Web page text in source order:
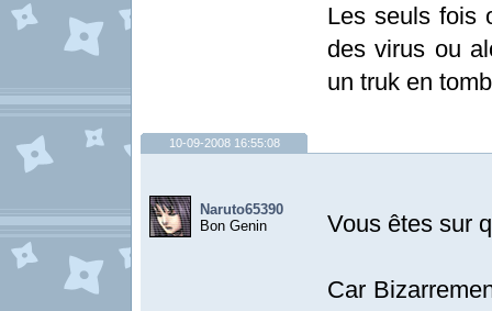
Les seuls fois
des virus ou
un truk en
10-09-2008 16:55:08
Naruto65390
Bon Genin
Vous êtes sur
Car